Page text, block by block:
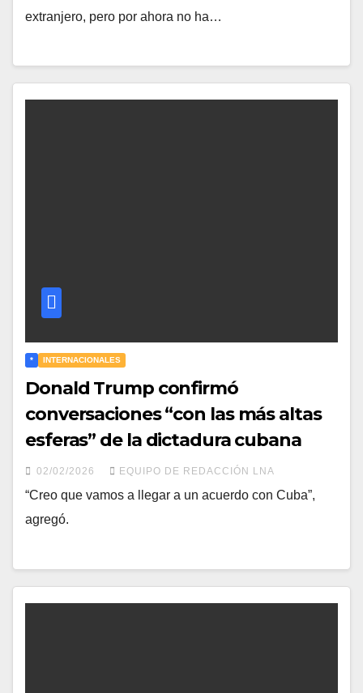
extranjero, pero por ahora no ha…
* INTERNACIONALES
Donald Trump confirmó
conversaciones “con las más altas
esferas” de la dictadura cubana
02/02/2026 EQUIPO DE REDACCIÓN LNA
“Creo que vamos a llegar a un acuerdo con Cuba”,
agregó.